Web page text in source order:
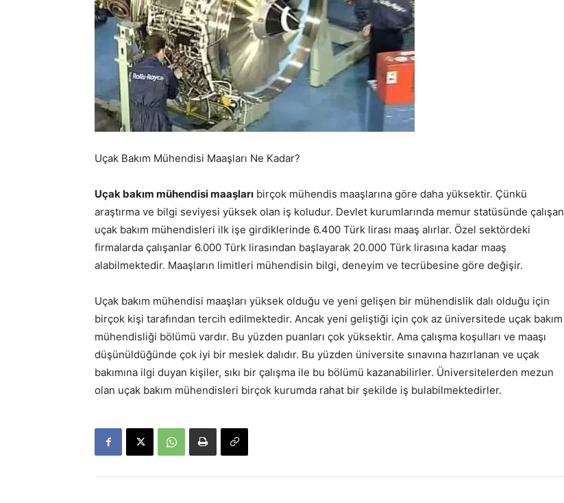
Uçak Bakım Mühendisi Maaşları Ne Kadar?
Uçak bakım mühendisi maaşları birçok mühendis maaşlarına göre daha yüksektir. Çünkü
araştırma ve bilgi seviyesi yüksek olan iş koludur. Devlet kurumlarında memur statüsünde çalışan
uçak bakım mühendisleri ilk işe girdiklerinde 6.400 Türk lirası maaş alırlar. Özel sektördeki
firmalarda çalışanlar 6.000 Türk lirasından başlayarak 20.000 Türk lirasına kadar maaş
alabilmektedir. Maaşların limitleri mühendisin bilgi, deneyim ve tecrübesine göre değişir.
Uçak bakım mühendisi maaşları yüksek olduğu ve yeni gelişen bir mühendislik dalı olduğu için
birçok kişi tarafından tercih edilmektedir. Ancak yeni geliştiği için çok az üniversitede uçak bakım
mühendisliği bölümü vardır. Bu yüzden puanları çok yüksektir. Ama çalışma koşulları ve maaşı
düşünüldüğünde çok iyi bir meslek dalıdır. Bu yüzden üniversite sınavına hazırlanan ve uçak
bakımına ilgi duyan kişiler, sıkı bir çalışma ile bu bölümü kazanabilirler. Üniversitelerden mezun
olan uçak bakım mühendisleri birçok kurumda rahat bir şekilde iş bulabilmektedirler.